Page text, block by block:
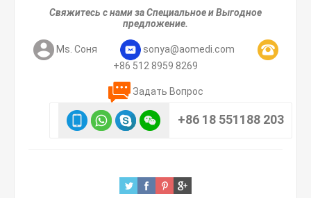
Свяжитесь с нами за Специальное и Выгодное
предложение.
Ms. Соня
sonya@aomedi.com
+86 512 8959 8269
Задать Вопрос
+86 18 551188 203